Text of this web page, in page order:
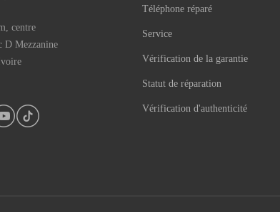
centre
D Mezzanine
Téléphone réparé
Service
Vérification de la garantie
Statut de réparation
Vérification d'authenticité